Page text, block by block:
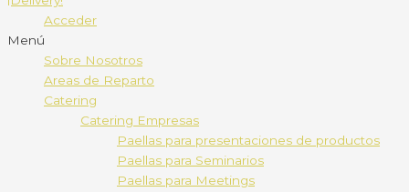
Acceder
Menú
Sobre Nosotros
Areas de Reparto
Catering
Catering Empresas
Paellas para presentaciones de productos
Paellas para Seminarios
Paellas para Meetings